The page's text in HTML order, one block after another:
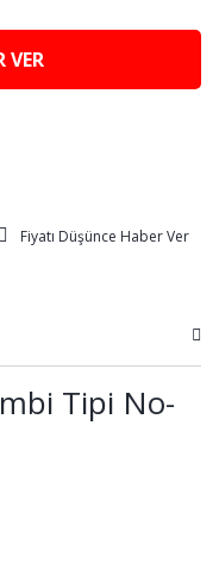
VER
Fiyatı Düşünce Haber Ver
Tipi No-